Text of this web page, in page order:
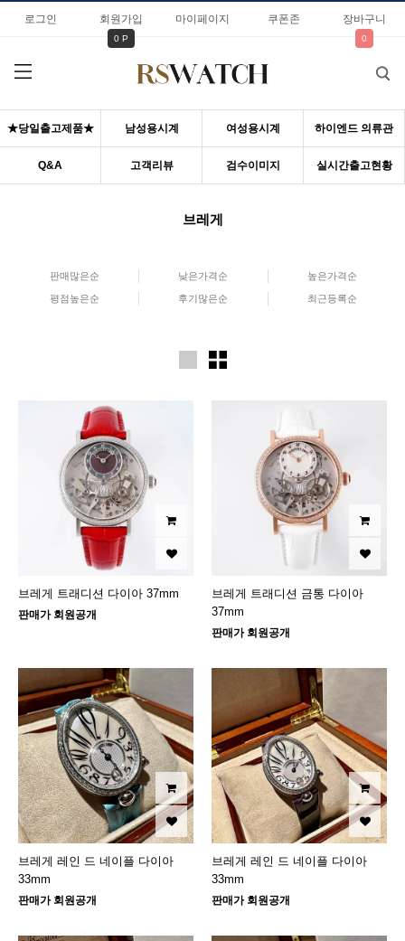
로그인 회원가입
0 P
마이페이지 쿠폰존 장바구니
0
★당일출고제품★ 남성용시계 여성용시계 하이엔드 의류관
Q&A 고객리뷰 검수이미지 실시간출고현황
브레게
판매많은순 낮은가격순 높은가격순
평점높은순 후기많은순 최근등록순
브레게 트래디션 다이아 37mm
판매가 회원공개
브레게 트래디션 금통 다이아
37mm
판매가 회원공개
브레게 레인 드 네이플 다이아
33mm
판매가 회원공개
브레게 레인 드 네이플 다이아
33mm
판매가 회원공개